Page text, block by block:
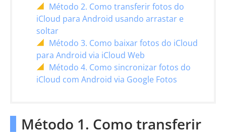
Método 2. Como transferir fotos do
iCloud para Android usando arrastar e
soltar
Método 3. Como baixar fotos do iCloud
para Android via iCloud Web
Método 4. Como sincronizar fotos do
iCloud com Android via Google Fotos
Método 1. Como transferir